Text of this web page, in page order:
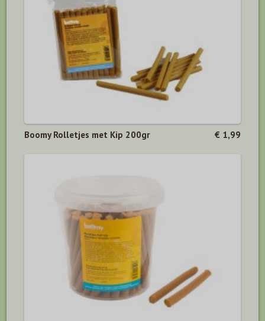
Boomy Rolletjes met Kip 200gr € 1,99